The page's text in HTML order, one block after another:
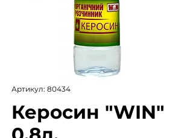
Артикул: 80434
Керосин "WIN"